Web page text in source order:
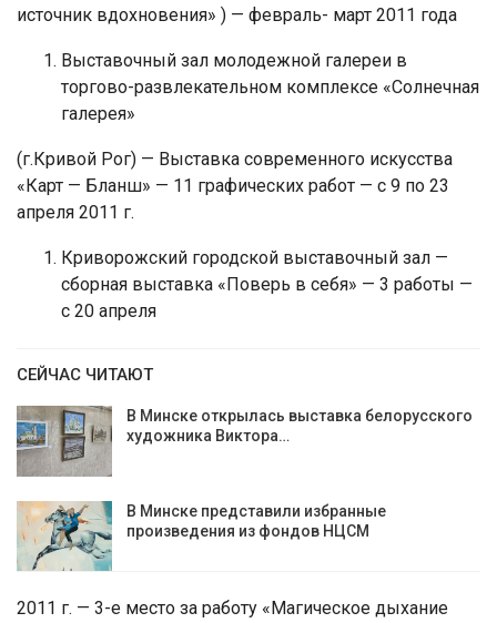
источник вдохновения» ) — февраль- март 2011 года
Выставочный зал молодежной галереи в
торгово-развлекательном комплексе «Солнечная
галерея»
(г.Кривой Рог) — Выставка современного искусства
«Карт — Бланш» — 11 графических работ — с 9 по 23
апреля 2011 г.
Криворожский городской выставочный зал —
сборная выставка «Поверь в себя» — 3 работы —
с 20 апреля
СЕЙЧАС ЧИТАЮТ
В Минске открылась выставка белорусского
художника Виктора…
В Минске представили избранные
произведения из фондов НЦСМ
2011 г. — 3-е место за работу «Магическое дыхание